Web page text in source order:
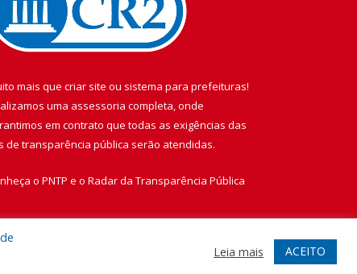
mais que criar site ou sistema para prefeituras!
uma assessoria completa, onde
em contrato que todas as exigências das
de transparência pública serão atendidas.
o PNTP e o Radar da Transparência Pública
Leia mais ACEITO